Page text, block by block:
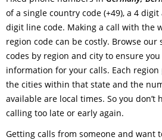
of a single country code (+49), a 4
digit line code. Making a call with the
region code can be costly. Browse our
codes by region and city to ensure
information for your calls. Each
the cities within that state and the
available are local times. So you don’t
calling too late or early again.
Getting calls from someone and want